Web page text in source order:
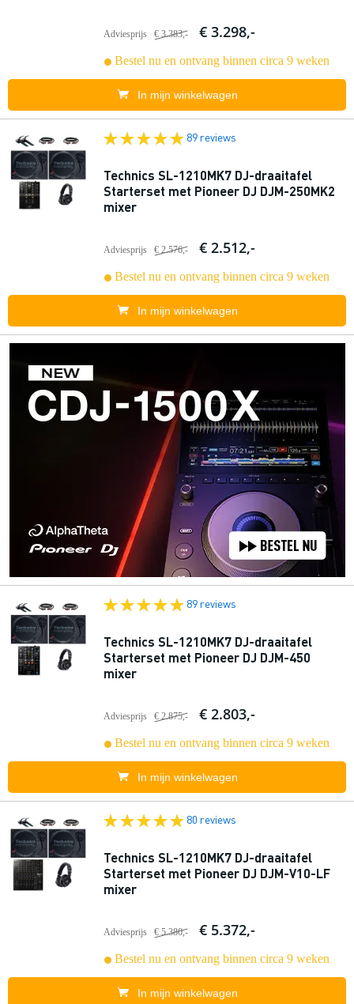
Adviesprijs € 3.383,- € 3.298,-
Bestel nu en ontvang binnen circa 9 weken
In mijn winkelwagen
89 reviews
Technics SL-1210MK7 DJ-draaitafel
Starterset met Pioneer DJ DJM-250MK2
mixer
Adviesprijs € 2.576,- € 2.512,-
Bestel nu en ontvang binnen circa 9 weken
In mijn winkelwagen
89 reviews
Technics SL-1210MK7 DJ-draaitafel
Starterset met Pioneer DJ DJM-450
mixer
Adviesprijs € 2.875,- € 2.803,-
Bestel nu en ontvang binnen circa 9 weken
In mijn winkelwagen
80 reviews
Technics SL-1210MK7 DJ-draaitafel
Starterset met Pioneer DJ DJM-V10-LF
mixer
Adviesprijs € 5.380,- € 5.372,-
Bestel nu en ontvang binnen circa 9 weken
In mijn winkelwagen